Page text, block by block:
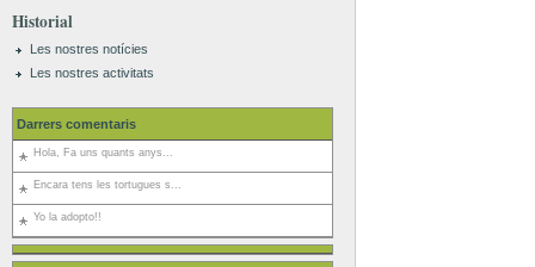
Historial
Les nostres notícies
Les nostres activitats
Darrers comentaris
Hola, Fa uns quants anys...
Encara tens les tortugues s...
Yo la adopto!!